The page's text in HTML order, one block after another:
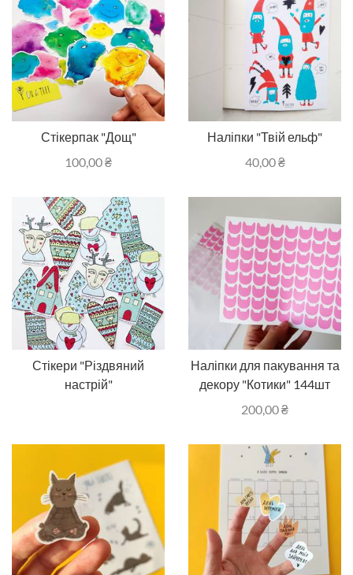
Стікерпак "Дощ"
100,00₴
Наліпки "Твій ельф"
40,00₴
Стікери "Різдвяний
настрій"
Наліпки для пакування та
декору "Котики" 144шт
200,00₴